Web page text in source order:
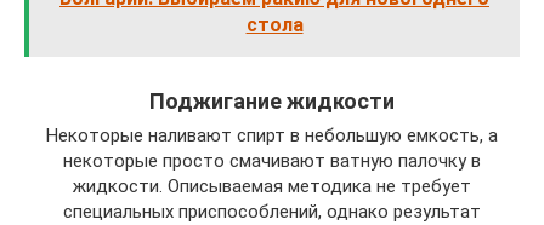
стола
Поджигание жидкости
Некоторые наливают спирт в небольшую емкость, а
некоторые просто смачивают ватную палочку в
жидкости. Описываемая методика не требует
специальных приспособлений, однако результат